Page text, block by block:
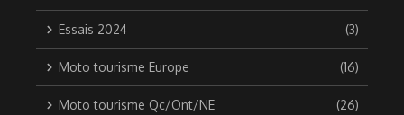
Essais 2024 (3)
Moto tourisme Europe (16)
Moto tourisme Qc/Ont/NE (26)